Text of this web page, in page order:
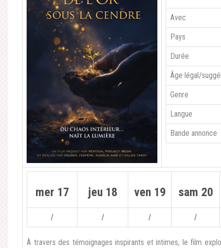
Avec
Pays
Durée
Âge légal/
Genre
Langue
Bande annonce
mer 17 jeu 18 ven 19 sam 20
/ / / /
À travers des témoignages inspirants et intimes, le film